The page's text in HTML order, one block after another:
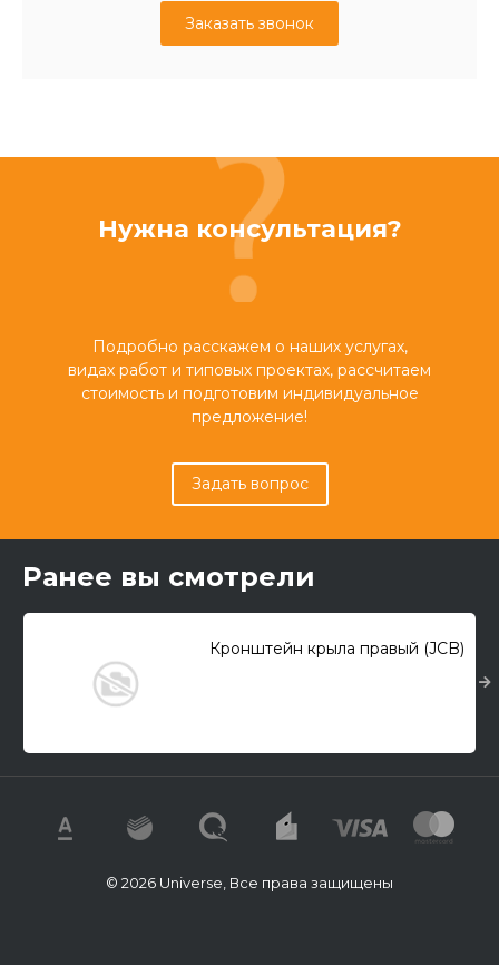
Заказать звонок
Нужна консультация?
Подробно расскажем о наших услугах,
видах работ и типовых проектах, рассчитаем
стоимость и подготовим индивидуальное
предложение!
Задать вопрос
Ранее вы смотрели
Кронштейн крыла правый (JCB)
© 2026 Universe, Все права защищены